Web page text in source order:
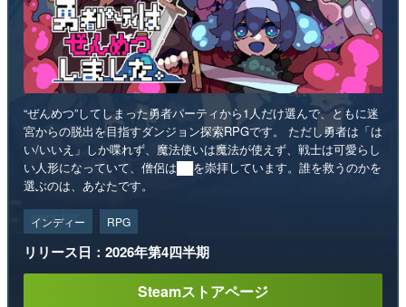
“ぜんめつ”してしまった勇者パーティから1人だけ選んで、ともに迷
宮からの脱出を目指すダンジョン探索RPGです。 ただし勇者は「は
い/いいえ」しか喋れず、魔法使いは魔法が使えず、戦士は可愛らし
い人形になっていて、僧侶は██を崇拝しています。誰を救うのかを
選ぶのは、あなたです。
インディー RPG
リリース日：2026年第4四半期
Steamストアページ